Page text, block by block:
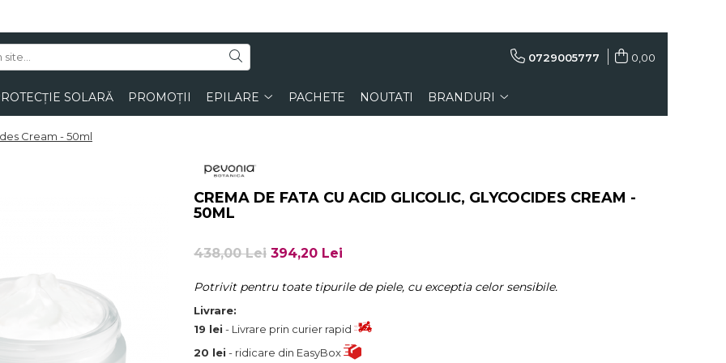
0729005777 0,00
SOLARĂ PROMOȚII EPILARE PACHETE NOUTATI BRANDURI
Cream - 50ml
CREMA DE FATA CU ACID GLICOLIC, GLYCOCIDES CREAM -
50ML
438,00 Lei 394,20 Lei
Potrivit pentru toate tipurile de piele, cu exceptia celor sensibile.
Livrare:
19 lei - Livrare prin curier rapid
20 lei - ridicare din EasyBox